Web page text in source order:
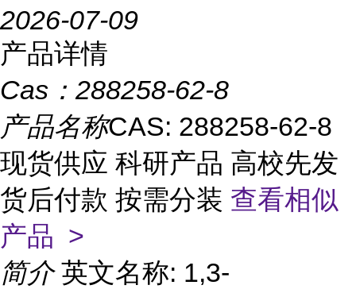
2026-07-09
产品详情
Cas： 288258-62-8
产品名称CAS: 288258-62-8
现货供应 科研产品 高校先发
货后付款 按需分装 查看相似
产品 >
简介 英文名称: 1,3-